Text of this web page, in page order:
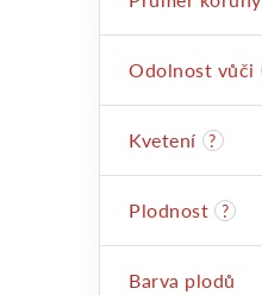
Odolnost vůči
Kvetení ?
Plodnost ?
Barva plodů